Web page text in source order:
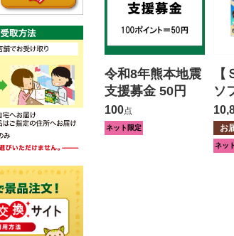
令和8年熊本地震
支援募金 50円
100点
ネット限定
ソ
ダ
ン
活
お
ネッ